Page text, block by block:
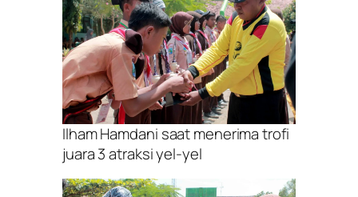
Ilham Hamdani saat menerima trofi
juara 3 atraksi yel-yel